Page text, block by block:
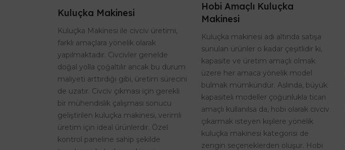
Kuluçka Makinesi
Kuluçka Makinesi ile civciv üretimi,
farklı amaçlara yönelik olarak
yapılmaktadır. Civcivler genelde
doğal yolla çoğaltılır ancak bu durum
maliyeti arttırdığı gibi, üretim sürecini
de uzatır. Civciv çıkması için gerekli
bir mühendislik çalışması sonucu
geliştirilen kuluçka makinesi, verimli
üretim için ideal ürünlerdir. Özel
kontrol paneline sahip şekilde
Hobi Amaçlı Kuluçka
Makinesi
Kuluçka makinesi adı altında satışa
sunulan ürünler o kadar çeşitlidir ki,
kapasite ve üretim amaçlı olmak
üzere her amaca yönelik model
bulmak mümkündür. Aslında, büyük
kapasiteli modeller çoğunlukla ticari
amaçlı kullanılsa da, hobi olarak civciv
çıkarmak isteyen kişilere yönelik
kuluçka makinesi kategorisi de
zengin seçeneklerden oluşur. Hobi